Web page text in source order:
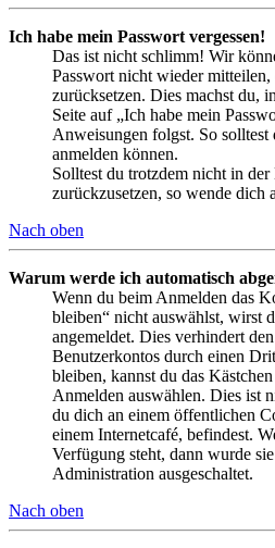
Ich habe mein Passwort vergessen!
Das ist nicht schlimm! Wir
Passwort nicht wieder mitteilen,
zurücksetzen. Dies machst du,
Seite auf „Ich habe mein
Anweisungen folgst. So
anmelden können.
Solltest du trotzdem nicht in
zurückzusetzen, so wende
Nach oben
Warum werde ich automatisch
Wenn du beim Anmelden das
bleiben“ nicht auswählst, wirst
angemeldet. Dies verhindert
Benutzerkontos durch einen
bleiben, kannst du das
Anmelden auswählen. Dies ist
du dich an einem öffentlichen
einem Internetcafé, befindest.
Verfügung steht, dann wurde
Administration ausgeschaltet.
Nach oben